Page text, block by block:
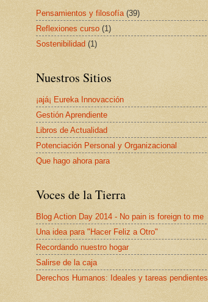
Pensamientos y filosofía (39)
Reflexiones curso (1)
Sostenibilidad (1)
Nuestros Sitios
¡ajá¡ Eureka Innovacción
Gestión Aprendiente
Libros de Actualidad
Potenciación Personal y Organizacional
Que hago ahora para
Voces de la Tierra
Blog Action Day 2014 - No pain is foreign to me
Una idea para "Hacer Feliz a Otro"
Recordando nuestro hogar
Salirse de la caja
Derechos Humanos: Ideales y tareas pendientes